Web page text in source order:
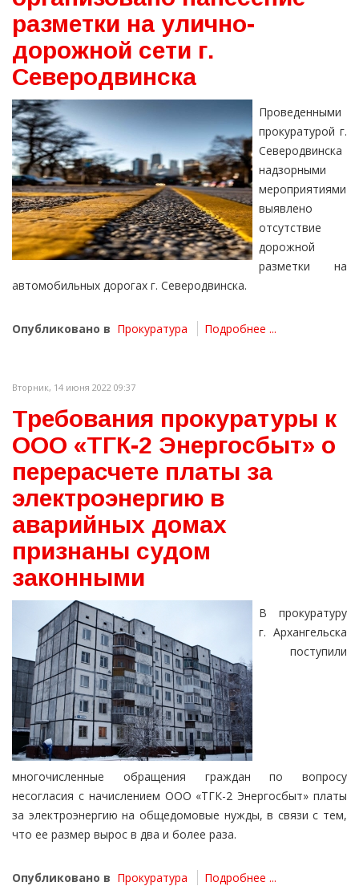
разметки на улично-
дорожной сети г.
Северодвинска
Проведенными
прокуратурой г.
Северодвинска
надзорными
мероприятиями
выявлено
отсутствие
дорожной
разметки на
автомобильных дорогах г. Северодвинска.
Опубликовано в Прокуратура Подробнее ...
Вторник, 14 июня 2022 09:37
Требования прокуратуры к
ООО «ТГК-2 Энергосбыт» о
перерасчете платы за
электроэнергию в
аварийных домах
признаны судом
законными
В прокуратуру
г. Архангельска
поступили
многочисленные обращения граждан по вопросу
несогласия с начислением ООО «ТГК-2 Энергосбыт» платы
за электроэнергию на общедомовые нужды, в связи с тем,
что ее размер вырос в два и более раза.
Опубликовано в Прокуратура Подробнее ...